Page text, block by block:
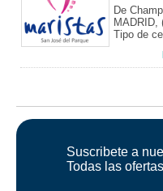
De
MADRID,
Tipo de
Suscribete a
Todas las